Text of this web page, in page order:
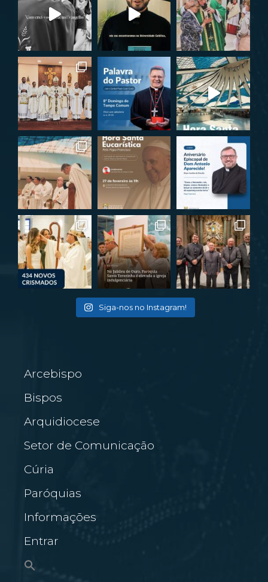
Siga-nos no Instagram!
Arcebispo
Bispos
Arquidiocese
Setor de Comunicação
Cúria
Paróquias
Informações
Entrar